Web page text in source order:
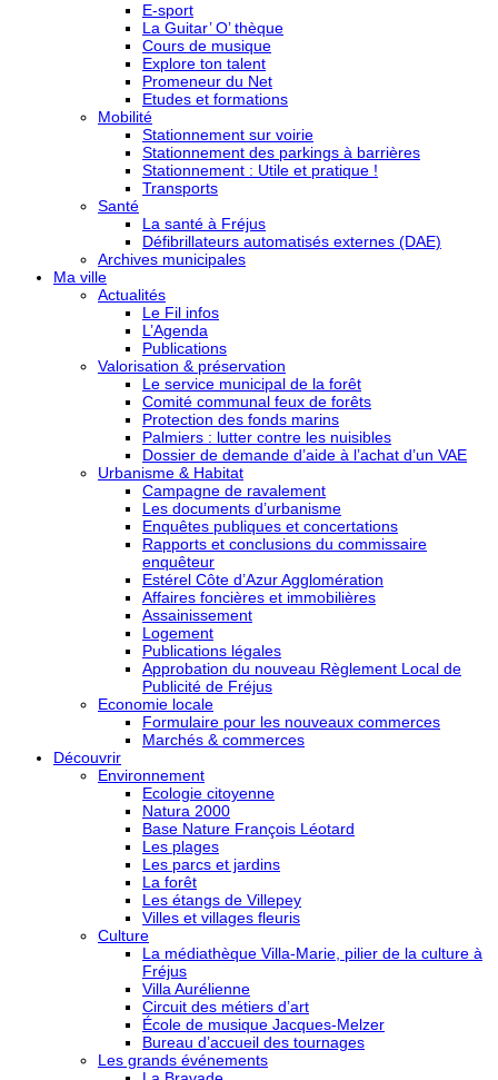
E-sport
La Guitar’ O’ thèque
Cours de musique
Explore ton talent
Promeneur du Net
Etudes et formations
Mobilité
Stationnement sur voirie
Stationnement des parkings à barrières
Stationnement : Utile et pratique !
Transports
Santé
La santé à Fréjus
Défibrillateurs automatisés externes (DAE)
Archives municipales
Ma ville
Actualités
Le Fil infos
L’Agenda
Publications
Valorisation & préservation
Le service municipal de la forêt
Comité communal feux de forêts
Protection des fonds marins
Palmiers : lutter contre les nuisibles
Dossier de demande d’aide à l’achat d’un VAE
Urbanisme & Habitat
Campagne de ravalement
Les documents d’urbanisme
Enquêtes publiques et concertations
Rapports et conclusions du commissaire
enquêteur
Estérel Côte d’Azur Agglomération
Affaires foncières et immobilières
Assainissement
Logement
Publications légales
Approbation du nouveau Règlement Local de
Publicité de Fréjus
Economie locale
Formulaire pour les nouveaux commerces
Marchés & commerces
Découvrir
Environnement
Ecologie citoyenne
Natura 2000
Base Nature François Léotard
Les plages
Les parcs et jardins
La forêt
Les étangs de Villepey
Villes et villages fleuris
Culture
La médiathèque Villa-Marie, pilier de la culture à
Fréjus
Villa Aurélienne
Circuit des métiers d’art
École de musique Jacques-Melzer
Bureau d’accueil des tournages
Les grands événements